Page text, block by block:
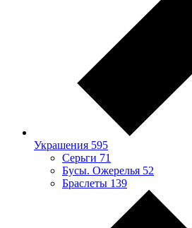
Украшения 595
Серьги 71
Бусы. Ожерелья 52
Браслеты 139